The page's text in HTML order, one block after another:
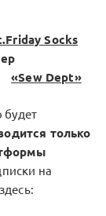
Socks
«Sew Dept»
будет
только
на